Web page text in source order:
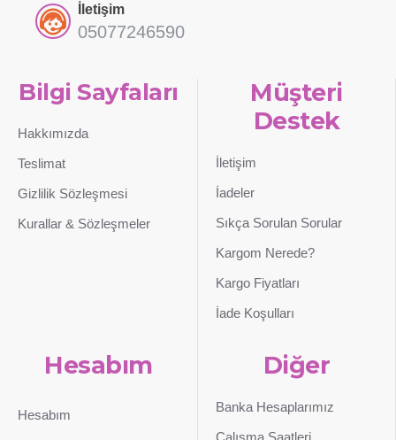
İletişim
05077246590
Bilgi Sayfaları
Hakkımızda
Teslimat
Gizlilik Sözleşmesi
Kurallar & Sözleşmeler
Müşteri
Destek
İletişim
İadeler
Sıkça Sorulan Sorular
Kargom Nerede?
Kargo Fiyatları
İade Koşulları
Hesabım
Hesabım
Diğer
Banka Hesaplarımız
Çalışma Saatleri